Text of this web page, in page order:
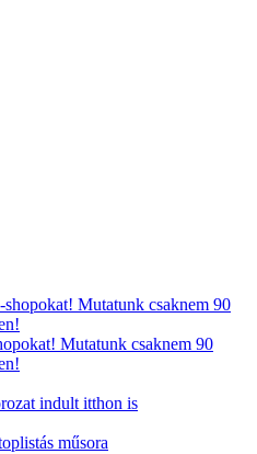
Mutatunk csaknem 90
indult itthon is
műsora